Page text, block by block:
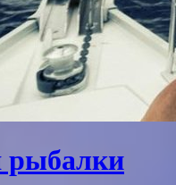
рыбалки